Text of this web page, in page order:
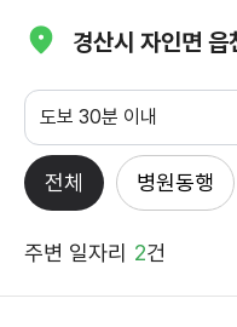
경산시 자인면 읍
도보 30분 이내
전체 병원동행
주변 일자리 2건